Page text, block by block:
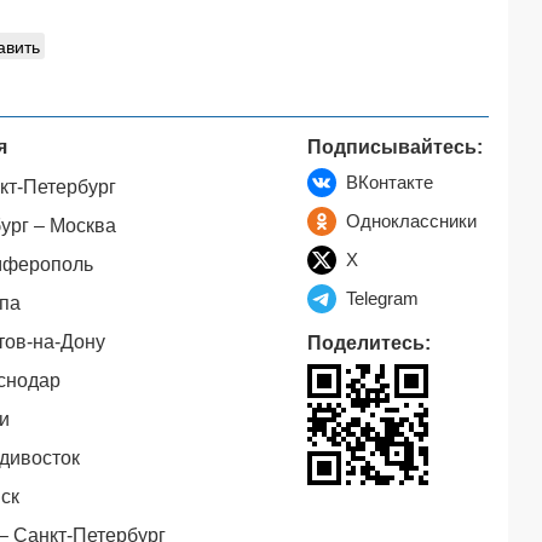
Петербург
– Москва
на-Дону
Санкт-Петербург
Подписывайтесь:
ВКонтакте
Одноклассники
X
Telegram
Поделитесь: